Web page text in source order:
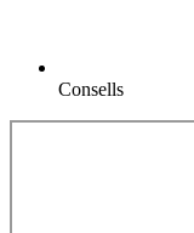
Consells